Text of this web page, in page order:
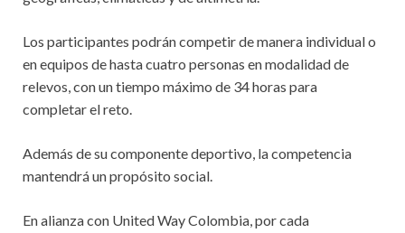
Los participantes podrán competir de manera individual o
en equipos de hasta cuatro personas en modalidad de
relevos, con un tiempo máximo de 34 horas para
completar el reto.
Además de su componente deportivo, la competencia
mantendrá un propósito social.
En alianza con United Way Colombia, por cada